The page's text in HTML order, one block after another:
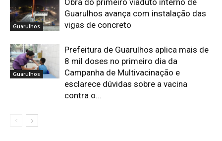
Guarulhos
Guarulhos avança com instalação das
vigas de concreto
Guarulhos
Prefeitura de Guarulhos aplica mais de
8 mil doses no primeiro dia da
Campanha de Multivacinação e
esclarece dúvidas sobre a vacina
contra o...